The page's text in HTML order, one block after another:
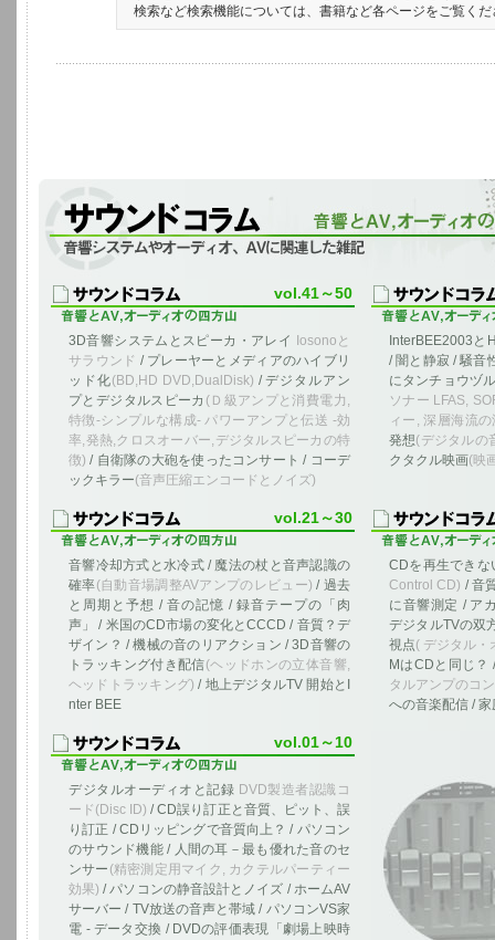
検索など検索機能については、書籍など各ページをご覧くだ
音響システムやオーディオ、AVに関連した雑記
vol.41～50
3D音響システムとスピーカ・アレイ
Iosonoと
サラウンド / プレーヤーとメディアのハイブリ
ッド化(BD,HD DVD,DualDisk) / デジタルアン
プとデジタルスピーカ (Ｄ級アンプと消費電力,
特徴-シンプルな構成- パワーアンプと伝送 -効
率,発熱,クロスオーバー,デジタルスピーカの特
徴) / 自衛隊の大砲を使ったコンサート / コーデ
ックキラー(音声圧縮エンコードとノイズ)
InterBEE2003と
/ 闇と静寂 / 騒音
にタンチョウヅ
ソナー LFAS,
ィー, 深層海流
発想(デジタルの
クタクル映画(映
vol.21～30
音響冷却方式と水冷式 / 魔法の杖と音声認識の
確率(自動音場調整AVアンプのレビュー) / 過去
と周期と予想 / 音の記憶 / 録音テープの「肉
声」 / 米国のCD市場の変化とCCCD / 音質？デ
ザイン？ / 機械の音のリアクション / 3D音響の
トラッキング付き配信(ヘッドホンの立体音響,
ヘッドトラッキング) / 地上デジタルTV 開始とI
nter BEE
CDを再生でき
Control CD) / 音
に音響測定 / ア
デジタルTVの双
視点( デジタル・
MはCDと同じ？
タルアンプのコ
への音楽配信 /
vol.01～10
デジタルオーディオと記録 DVD製造者認識コ
ード(Disc ID) / CD誤り訂正と音質、ピット、誤
り訂正 / CDリッピングで音質向上？ / パソコン
のサウンド機能 / 人間の耳－最も優れた音のセ
ンサー (精密測定用マイク, カクテルパーティー
効果) / パソコンの静音設計とノイズ / ホームAV
サーバー / TV放送の音声と帯域 / パソコンVS家
電 - データ交換 / DVDの評価表現「劇場上映時